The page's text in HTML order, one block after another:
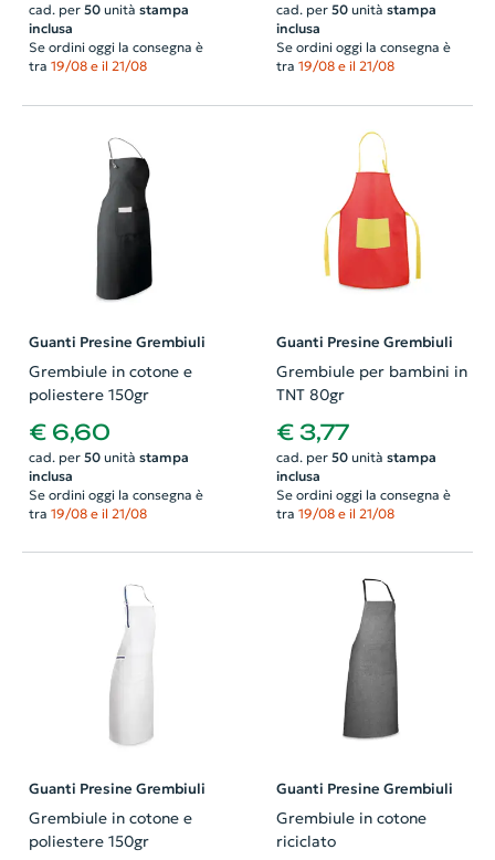
cad. per 50unità stampa
inclusa
Se ordini oggi la consegna è
tra 19/08 e il 21/08
cad. per 50unità stampa
inclusa
Se ordini oggi la consegna è
tra 19/08 e il 21/08
Guanti Presine Grembiuli
Grembiule in cotone e
poliestere 150gr
€ 6,60
cad. per 50unità stampa
inclusa
Se ordini oggi la consegna è
tra 19/08 e il 21/08
Guanti Presine Grembiuli
Grembiule per bambini in
TNT 80gr
€ 3,77
cad. per 50unità stampa
inclusa
Se ordini oggi la consegna è
tra 19/08 e il 21/08
Guanti Presine Grembiuli
Grembiule in cotone e
poliestere 150gr
Guanti Presine Grembiuli
Grembiule in cotone
riciclato